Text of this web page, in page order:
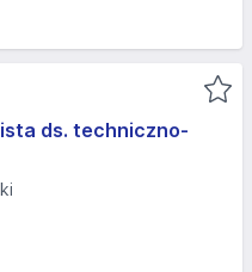
ds. techniczno-